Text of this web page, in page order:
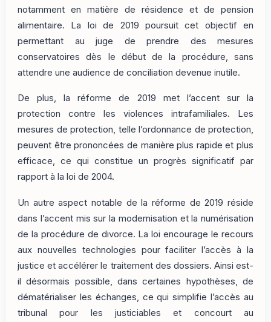
notamment en matière de résidence et de pension
alimentaire. La loi de 2019 poursuit cet objectif en
permettant au juge de prendre des mesures
conservatoires dès le début de la procédure, sans
attendre une audience de conciliation devenue inutile.
De plus, la réforme de 2019 met l’accent sur la
protection contre les violences intrafamiliales. Les
mesures de protection, telle l’ordonnance de protection,
peuvent être prononcées de manière plus rapide et plus
efficace, ce qui constitue un progrès significatif par
rapport à la loi de 2004.
Un autre aspect notable de la réforme de 2019 réside
dans l’accent mis sur la modernisation et la numérisation
de la procédure de divorce. La loi encourage le recours
aux nouvelles technologies pour faciliter l’accès à la
justice et accélérer le traitement des dossiers. Ainsi est-
il désormais possible, dans certaines hypothèses, de
dématérialiser les échanges, ce qui simplifie l’accès au
tribunal pour les justiciables et concourt au